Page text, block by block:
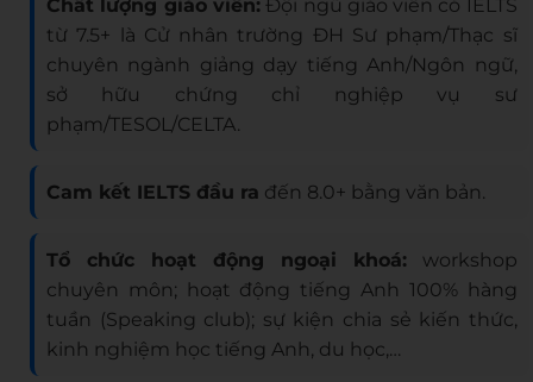
Chất lượng giáo viên:Đội ngũ giáo viên có IELTS
từ 7.5+ là Cử nhân trường ĐH Sư phạm/Thạc sĩ
chuyên ngành giảng dạy tiếng Anh/Ngôn ngữ,
sở hữu chứng chỉ nghiệp vụ sư
phạm/TESOL/CELTA.
Cam kết IELTS đầu ra đến 8.0+ bằng văn bản.
Tổ chức hoạt động ngoại khoá:workshop
chuyên môn; hoạt động tiếng Anh 100% hàng
tuần (Speaking club); sự kiện chia sẻ kiến thức,
kinh nghiệm học tiếng Anh, du học,…